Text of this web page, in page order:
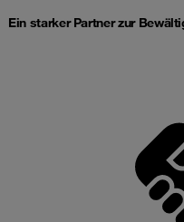
Ein starker Partner zur